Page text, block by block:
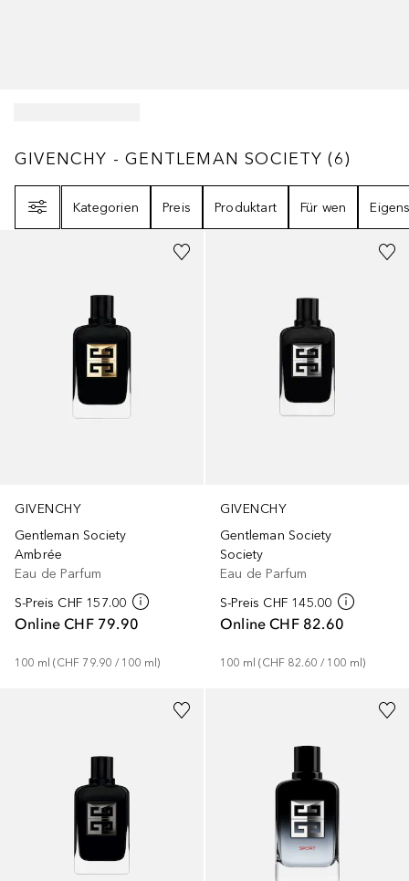
GIVENCHY - GENTLEMAN SOCIETY6
GIVENCHY - GENTLEMAN SOCIETY (6)
Kategorien
Preis Produktart Für wen
GIVENCHY
Gentleman Society
Ambrée
Eau de Parfum
S-Preis CHF 157.00
Online CHF 79.90
100 ml (CHF 79.90 / 100 ml)
GIVENCHY
Gentleman Society
Society
Eau de Parfum
S-Preis CHF 145.00
Online CHF 82.60
100 ml (CHF 82.60 / 100 ml)